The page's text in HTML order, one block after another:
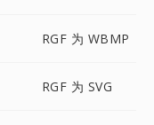
RGF 为 WBMP
RGF 为 SVG